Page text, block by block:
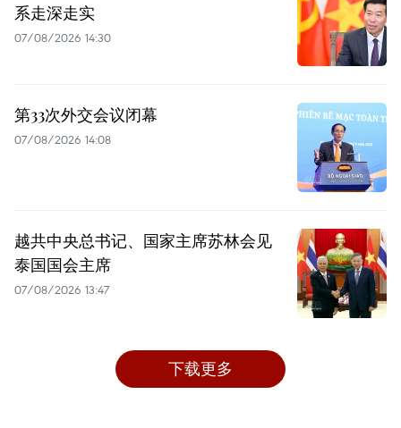
系走深走实
07/08/2026 14:30
第33次外交会议闭幕
07/08/2026 14:08
越共中央总书记、国家主席苏林会见
泰国国会主席
07/08/2026 13:47
下载更多